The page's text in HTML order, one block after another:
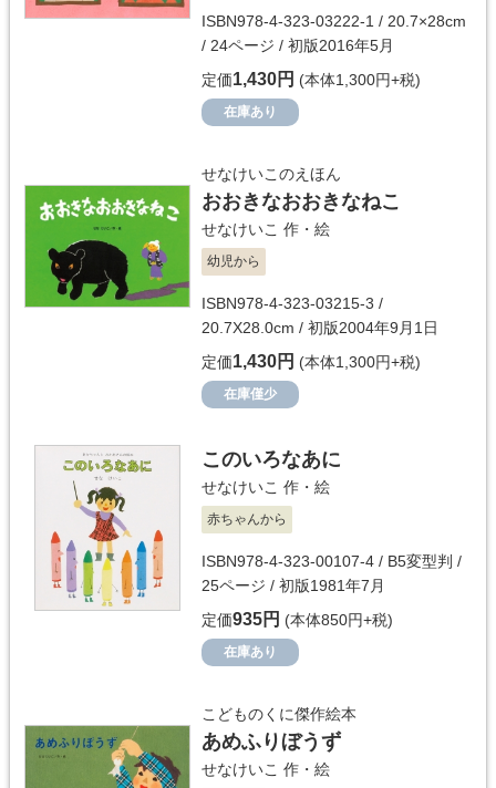
ISBN978-4-323-03222-1 / 20.7×28cm
/ 24ページ / 初版2016年5月
定価1,430円 (本体1,300円+税)
在庫あり
せなけいこのえほん
おおきなおおきなねこ
せなけいこ 作・絵
幼児から
ISBN978-4-323-03215-3 /
20.7X28.0cm / 初版2004年9月1日
定価1,430円 (本体1,300円+税)
在庫僅少
このいろなあに
せなけいこ 作・絵
赤ちゃんから
ISBN978-4-323-00107-4 / B5変型判 /
25ページ / 初版1981年7月
定価935円 (本体850円+税)
在庫あり
こどものくに傑作絵本
あめふりぼうず
せなけいこ 作・絵